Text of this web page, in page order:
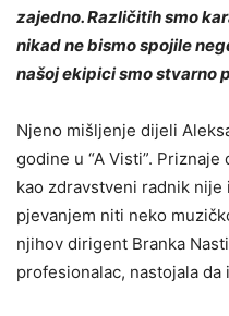
zajedno. Različitih smo
nikad ne bismo spojile
našoj ekipici smo stvarno
Njeno mišljenje dijeli
godine u “A Visti”.
kao zdravstveni radnik
pjevanjem niti neko
njihov dirigent Branka
profesionalac, nastojala da